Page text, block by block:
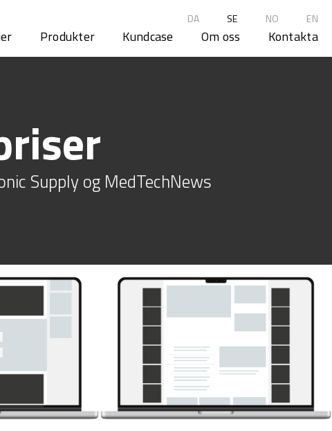
DA SE NO EN
Produkter Kundcase Om oss Kontakta
Supply og MedTechNews